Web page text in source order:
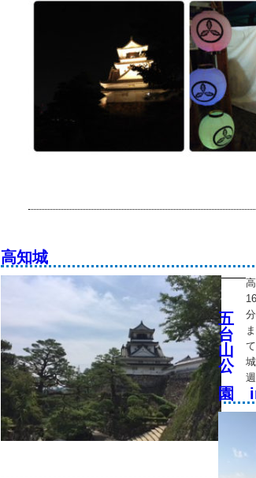
高知城
五
台
山
公
園